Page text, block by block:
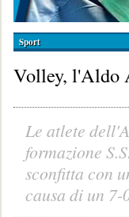
Sport
Volley, l'Aldo
Le atlete
formazione
sconfitta con
causa di un 7-